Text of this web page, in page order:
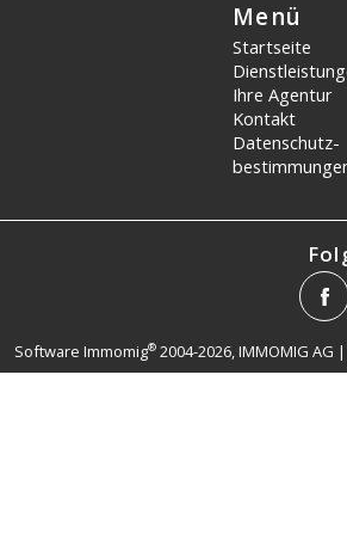
Menü
Startseite
Ihre Agentur
Kontakt
Datenschutz­
Software Immomig®2004-2026, IMMOMIG